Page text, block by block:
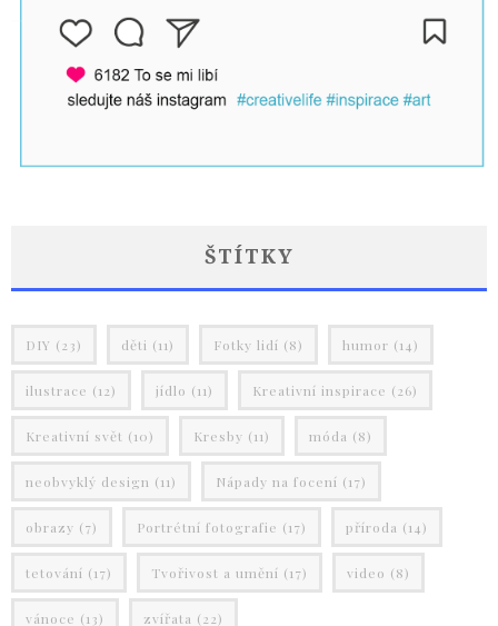
ŠTÍTKY
DIY (23) děti (11) Fotky lidí (8) humor (14)
ilustrace (12) jídlo (11) Kreativní inspirace (26)
Kreativní svět (10) Kresby (11) móda (8)
neobvyklý design (11) Nápady na focení (17)
obrazy (7) Portrétní fotografie (17) příroda (14)
tetování (17) Tvořivost a umění (17) video (8)
vánoce (13) zvířata (22)